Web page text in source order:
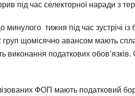
під час селекторної наради з
минулого тижня під час зустрічі
щомісячно авансом мають
виконання податкових
ФОП мають податковий